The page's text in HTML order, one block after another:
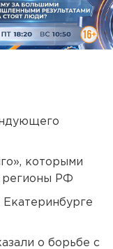
которыми
регионы РФ
Екатеринбурге
о борьбе с